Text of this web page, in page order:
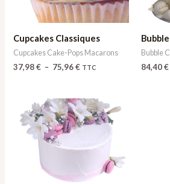
Cupcakes Classiques
Cupcakes Cake-Pops Macarons
37,98€ – 75,96€ TTC
Bubble
84,40€
Plage
de
prix :